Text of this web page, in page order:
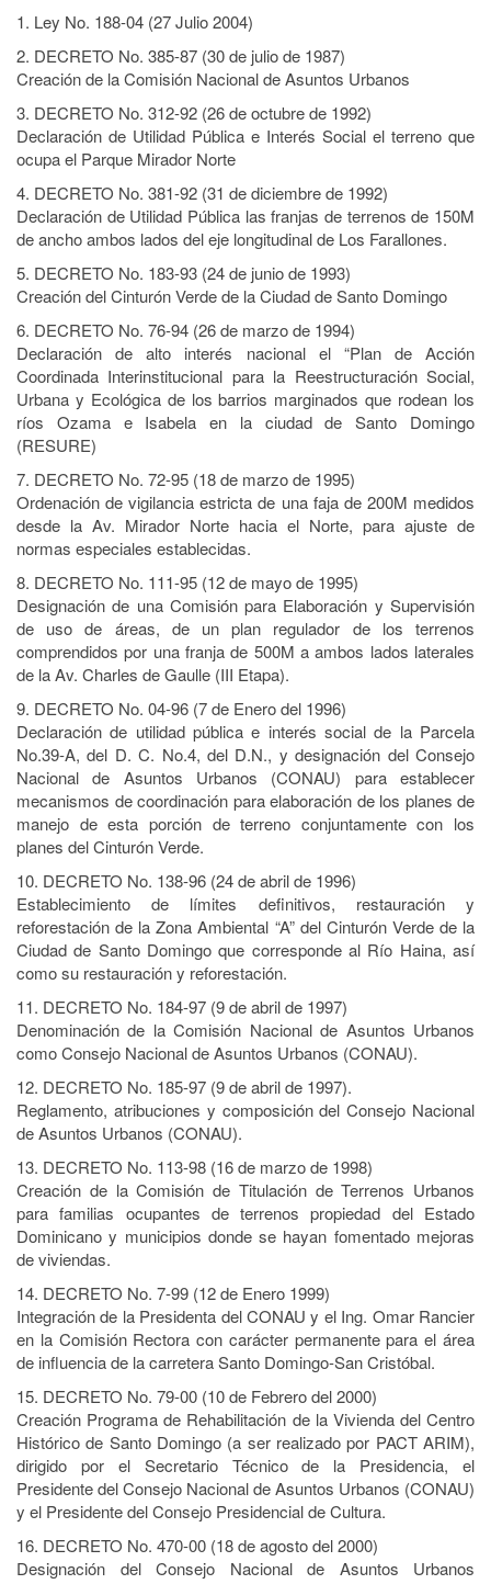
1. Ley No. 188-04 (27 Julio 2004)
2. DECRETO No. 385-87 (30 de julio de 1987)
Creación de la Comisión Nacional de Asuntos Urbanos
3. DECRETO No. 312-92 (26 de octubre de 1992)
Declaración de Utilidad Pública e Interés Social el terreno que
ocupa el Parque Mirador Norte
4. DECRETO No. 381-92 (31 de diciembre de 1992)
Declaración de Utilidad Pública las franjas de terrenos de 150M
de ancho ambos lados del eje longitudinal de Los Farallones.
5. DECRETO No. 183-93 (24 de junio de 1993)
Creación del Cinturón Verde de la Ciudad de Santo Domingo
6. DECRETO No. 76-94 (26 de marzo de 1994)
Declaración de alto interés nacional el “Plan de Acción
Coordinada Interinstitucional para la Reestructuración Social,
Urbana y Ecológica de los barrios marginados que rodean los
ríos Ozama e Isabela en la ciudad de Santo Domingo
(RESURE)
7. DECRETO No. 72-95 (18 de marzo de 1995)
Ordenación de vigilancia estricta de una faja de 200M medidos
desde la Av. Mirador Norte hacia el Norte, para ajuste de
normas especiales establecidas.
8. DECRETO No. 111-95 (12 de mayo de 1995)
Designación de una Comisión para Elaboración y Supervisión
de uso de áreas, de un plan regulador de los terrenos
comprendidos por una franja de 500M a ambos lados laterales
de la Av. Charles de Gaulle (III Etapa).
9. DECRETO No. 04-96 (7 de Enero del 1996)
Declaración de utilidad pública e interés social de la Parcela
No.39-A, del D. C. No.4, del D.N., y designación del Consejo
Nacional de Asuntos Urbanos (CONAU) para establecer
mecanismos de coordinación para elaboración de los planes de
manejo de esta porción de terreno conjuntamente con los
planes del Cinturón Verde.
10. DECRETO No. 138-96 (24 de abril de 1996)
Establecimiento de límites definitivos, restauración y
reforestación de la Zona Ambiental “A” del Cinturón Verde de la
Ciudad de Santo Domingo que corresponde al Río Haina, así
como su restauración y reforestación.
11. DECRETO No. 184-97 (9 de abril de 1997)
Denominación de la Comisión Nacional de Asuntos Urbanos
como Consejo Nacional de Asuntos Urbanos (CONAU).
12. DECRETO No. 185-97 (9 de abril de 1997).
Reglamento, atribuciones y composición del Consejo Nacional
de Asuntos Urbanos (CONAU).
13. DECRETO No. 113-98 (16 de marzo de 1998)
Creación de la Comisión de Titulación de Terrenos Urbanos
para familias ocupantes de terrenos propiedad del Estado
Dominicano y municipios donde se hayan fomentado mejoras
de viviendas.
14. DECRETO No. 7-99 (12 de Enero 1999)
Integración de la Presidenta del CONAU y el Ing. Omar Rancier
en la Comisión Rectora con carácter permanente para el área
de influencia de la carretera Santo Domingo-San Cristóbal.
15. DECRETO No. 79-00 (10 de Febrero del 2000)
Creación Programa de Rehabilitación de la Vivienda del Centro
Histórico de Santo Domingo (a ser realizado por PACT ARIM),
dirigido por el Secretario Técnico de la Presidencia, el
Presidente del Consejo Nacional de Asuntos Urbanos (CONAU)
y el Presidente del Consejo Presidencial de Cultura.
16. DECRETO No. 470-00 (18 de agosto del 2000)
Designación del Consejo Nacional de Asuntos Urbanos